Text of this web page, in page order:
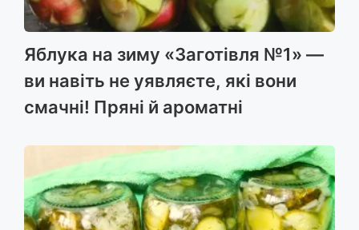
Яблука на зиму «Заготівля №1» —
ви навіть не уявляєте, які вони
смачні! Пряні й ароматні